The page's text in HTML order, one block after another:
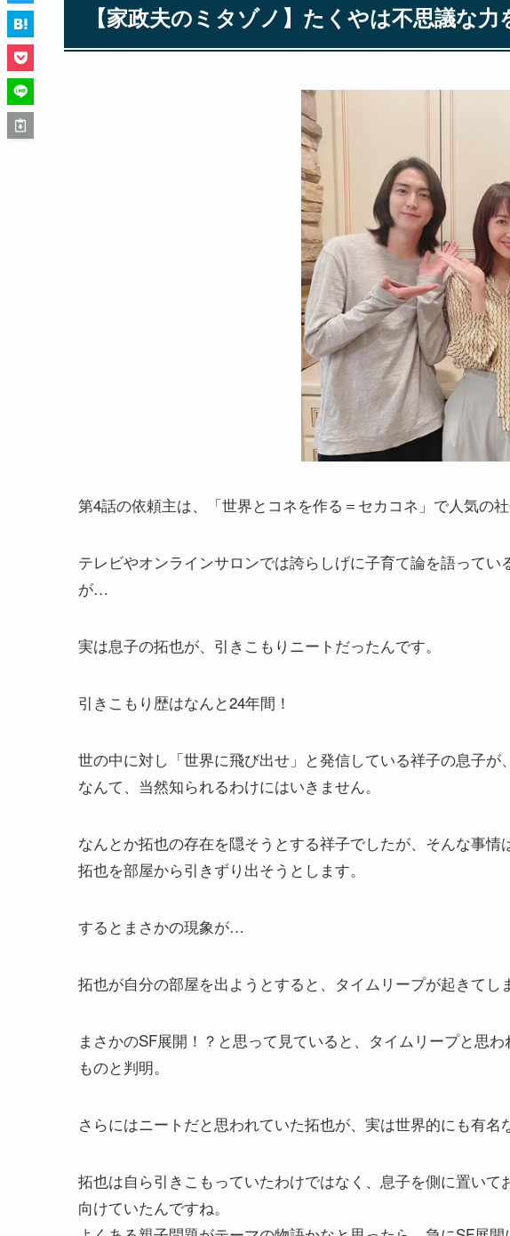
【家政夫のミタゾノ】たくやは不思議な力
第4話の依頼主は、「世界とコネを作る＝セカコネ」で人気の
テレビやオンラインサロンでは誇らしげに子育て論を語って
が…
実は息子の拓也が、引きこもりニートだったんです。
引きこもり歴はなんと24年間！
世の中に対し「世界に飛び出せ」と発信している祥子の息子
なんて、当然知られるわけにはいきません。
なんとか拓也の存在を隠そうとする祥子でしたが、そんな事
拓也を部屋から引きずり出そうとします。
するとまさかの現象が…
拓也が自分の部屋を出ようとすると、タイムリープが起きてし
まさかのSF展開！？と思って見ていると、タイムリープと思
ものと判明。
さらにはニートだと思われていた拓也が、実は世界的にも有名
拓也は自ら引きこもっていたわけではなく、息子を側に置い
向けていたんですね。